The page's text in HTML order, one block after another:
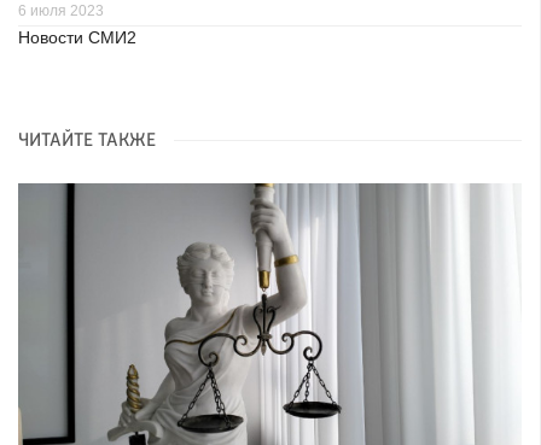
6 июля 2023
Новости СМИ2
ЧИТАЙТЕ ТАКЖЕ